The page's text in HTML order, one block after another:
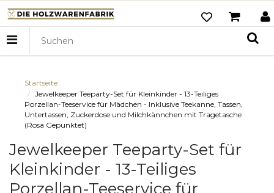
Startseite
Jewelkeeper Teeparty-Set für Kleinkinder - 13-Teiliges
Porzellan-Teeservice für Mädchen - Inklusive Teekanne, Tassen,
Untertassen, Zuckerdose und Milchkännchen mit Tragetasche
(Rosa Gepunktet)
Jewelkeeper Teeparty-Set für
Kleinkinder - 13-Teiliges
Porzellan-Teeservice für